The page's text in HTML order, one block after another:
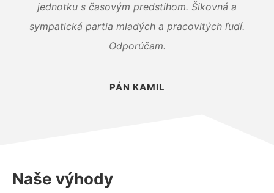
jednotku s časovým predstihom. Šikovná a
sympatická partia mladých a pracovitých ľudí.
Odporúčam.
PÁN KAMIL
Naše výhody